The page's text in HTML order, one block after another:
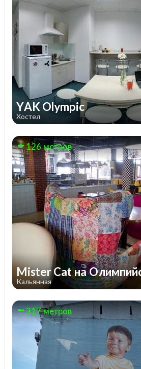
YAK Olympic
Хостел
126 метров
Mister Cat на
Кальянная
317 метров